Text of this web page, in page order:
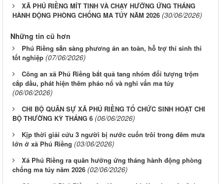
XÃ PHÚ RIỀNG MÍT TINH VÀ CHẠY HƯỞNG ỨNG THÁNG
HÀNH ĐỘNG PHÒNG CHỐNG MA TÚY NĂM 2026 (30/06/2026)
Những tin cũ hơn
Phú Riềng sẵn sàng phương án an toàn, hỗ trợ thí sinh thi
tốt nghiệp (07/06/2026)
Công an xã Phú Riềng bắt quả tang nhóm đối tượng trộm
cắp dầu, phát hiện thêm pháo nổ và nghi vấn ma túy
(06/06/2026)
CHI BỘ QUÂN SỰ XÃ PHÚ RIỀNG TỔ CHỨC SINH HOẠT CHI
BỘ THƯỜNG KỲ THÁNG 6 (06/06/2026)
Kịp thời giải cứu 3 người bị nước cuốn trôi trong đêm mưa
lớn ở xã Phú Riềng (03/06/2026)
Xã Phú Riềng ra quân hưởng ứng tháng hành động phòng
chống ma túy năm 2026 (02/06/2026)